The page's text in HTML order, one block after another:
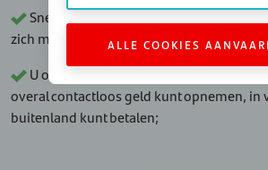
Sneller aflossen mag altijd en brengt
zich mee;
U ontvangt van ons een Santander
overal contactloos geld kunt opnemen, in
buitenland kunt betalen;
ALLE COOKIES